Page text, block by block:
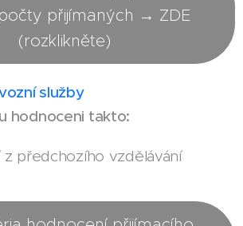
přijímaných → ZDE
(rozklikněte)
služby
hodnoceni takto:
předchozího vzdělávání